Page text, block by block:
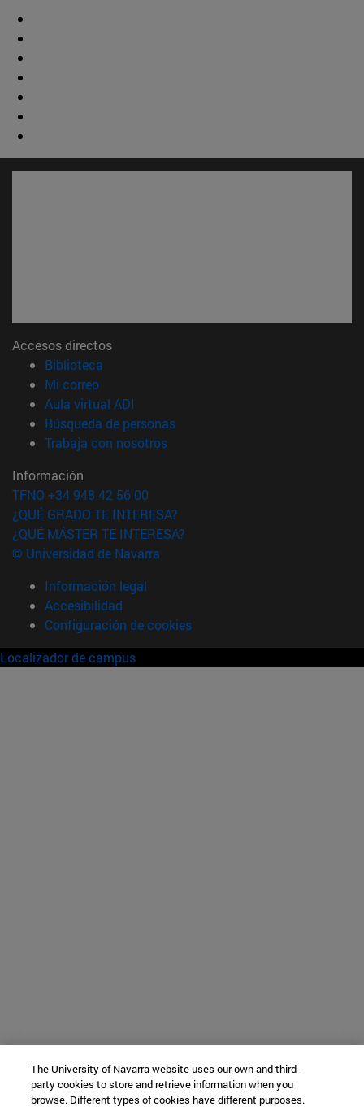
Accesos directos
Biblioteca
Mi correo(abre en nueva ventana)
Aula virtual ADI
Búsqueda de personas(abre en nueva ventana)
Trabaja con nosotros(abre en nueva ventana)
Información
TFNO +34 948 42 56 00
¿QUÉ GRADO TE INTERESA?
¿QUÉ MÁSTER TE INTERESA?
© Universidad de Navarra
Información legal
Accesibilidad
Configuración de cookies
Localizador de campus
The University of Navarra website uses our own and third-
party cookies to store and retrieve information when you
browse. Different types of cookies have different purposes.